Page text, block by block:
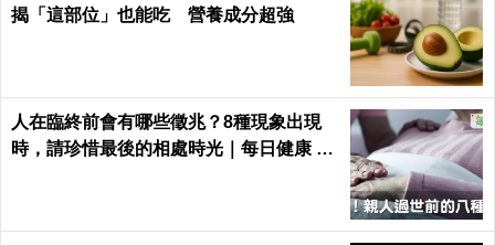
揭「這部位」也能吃 營養成分超強
人在臨終前會有哪些徵兆？8種現象出現
時，請珍惜最後的相處時光｜每日健康 He